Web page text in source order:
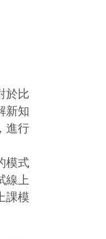
於比
新知
進行
模式
線上
課模